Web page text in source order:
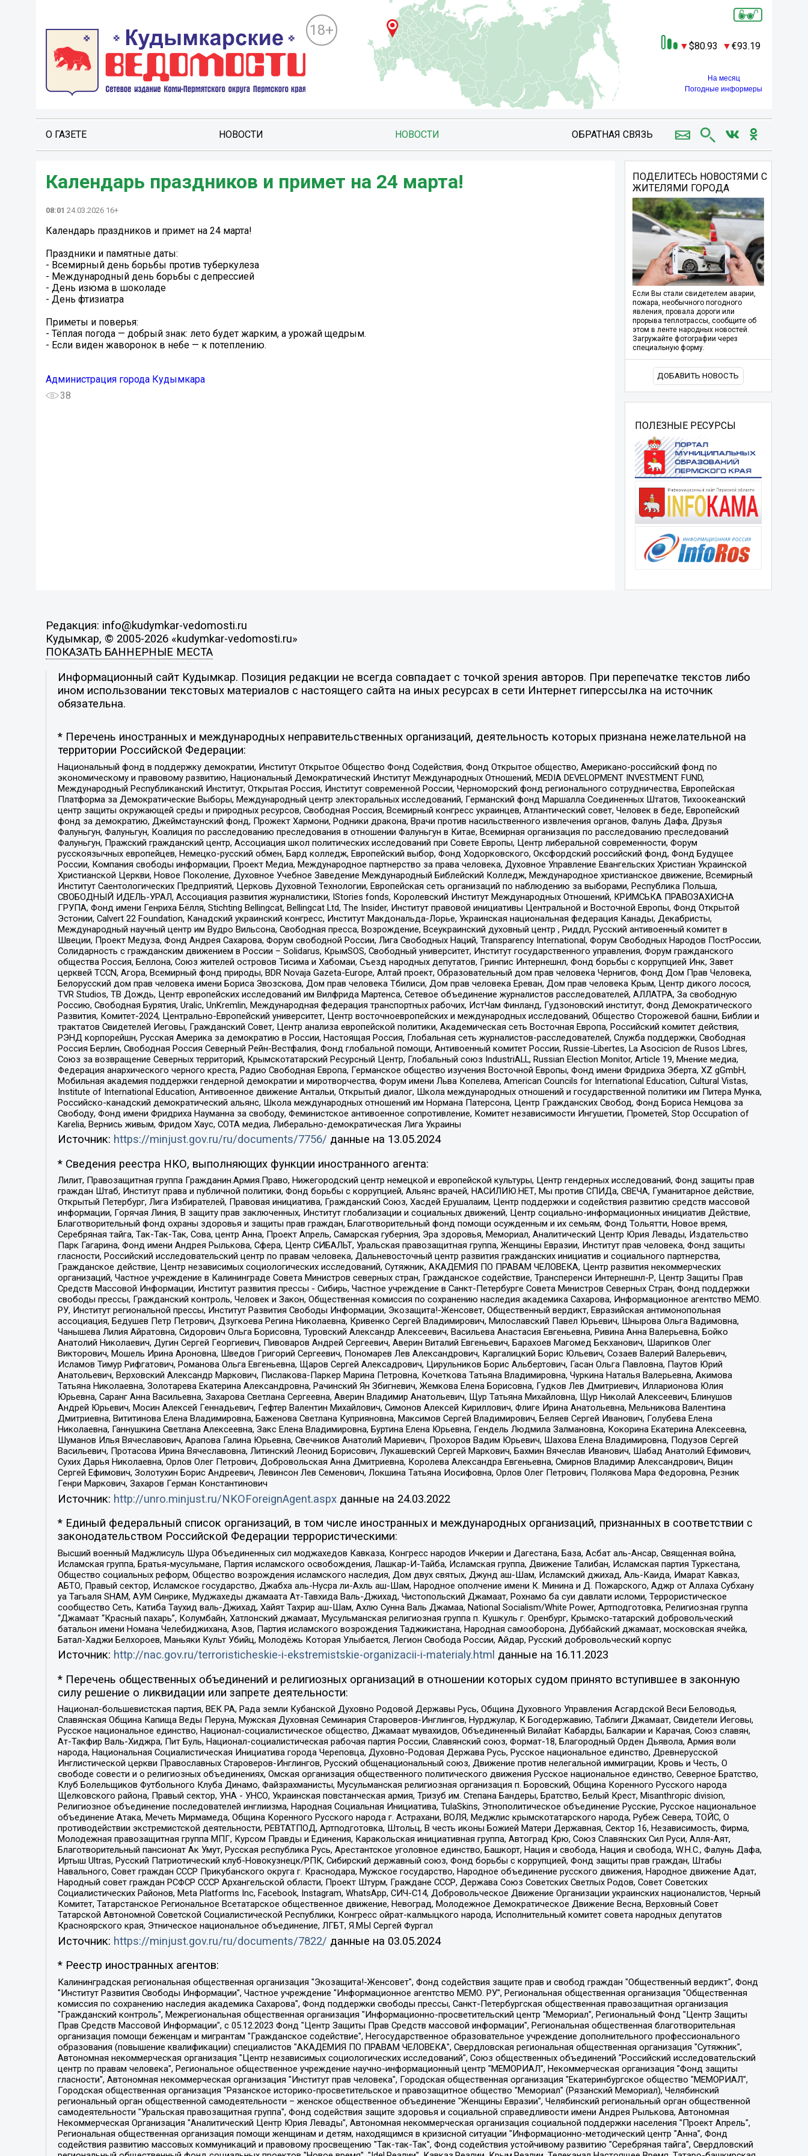
18+
80.93 93.19
На месяц
Погодные информеры
О ГАЗЕТЕ НОВОСТИ НОВОСТИ ОБРАТНАЯ СВЯЗЬ
Календарь праздников и примет на 24 марта!
08:01 24.03.2026 16+
Календарь праздников и примет на 24 марта!
️Праздники и памятные даты:
- Всемирный день борьбы против туберкулеза
- Международный день борьбы с депрессией
- День изюма в шоколаде
- День фтизиатра
️Приметы и поверья:
- Тёплая погода — добрый знак: лето будет жарким, а урожай щедрым.
- Если виден жаворонок в небе — к потеплению.
Администрация города Кудымкара
38
ПОДЕЛИТЕСЬ НОВОСТЯМИ С
ЖИТЕЛЯМИ ГОРОДА
Если Вы стали свидетелем аварии,
пожара, необычного погодного
явления, провала дороги или
прорыва теплотрассы, сообщите об
этом в ленте народных новостей.
Загружайте фотографии через
специальную форму.
ДОБАВИТЬ НОВОСТЬ
ПОЛЕЗНЫЕ РЕСУРСЫ
Редакция: info@kudymkar-vedomosti.ru
Кудымкар, © 2005-2026 «kudymkar-vedomosti.ru»
ПОКАЗАТЬ БАННЕРНЫЕ МЕСТА
Информационный сайт Кудымкар. Позиция редакции не всегда совпадает с точкой зрения авторов. При перепечатке текстов либо
ином использовании текстовых материалов с настоящего сайта на иных ресурсах в сети Интернет гиперссылка на источник
обязательна.
* Перечень иностранных и международных неправительственных организаций, деятельность которых признана нежелательной на
территории Российской Федерации:
Национальный фонд в поддержку демократии, Институт Открытое Общество Фонд Содействия, Фонд Открытое общество, Американо-российский фонд по
экономическому и правовому развитию, Национальный Демократический Институт Международных Отношений, MEDIA DEVELOPMENT INVESTMENT FUND,
Международный Республиканский Институт, Открытая Россия, Институт современной России, Черноморский фонд регионального сотрудничества, Европейская
Платформа за Демократические Выборы, Международный центр электоральных исследований, Германский фонд Маршалла Соединенных Штатов, Тихоокеанский
центр защиты окружающей среды и природных ресурсов, Свободная Россия, Всемирный конгресс украинцев, Атлантический совет, Человек в беде, Европейский
фонд за демократию, Джеймстаунский фонд, Прожект Хармони, Родники дракона, Врачи против насильственного извлечения органов, Фалунь Дафа, Друзья
Фалуньгун, Фалуньгун, Коалиция по расследованию преследования в отношении Фалуньгун в Китае, Всемирная организация по расследованию преследований
Фалуньгун, Пражский гражданский центр, Ассоциация школ политических исследований при Совете Европы, Центр либеральной современности, Форум
русскоязычных европейцев, Немецко-русский обмен, Бард колледж, Европейский выбор, Фонд Ходорковского, Оксфордский российский фонд, Фонд Будущее
России, Компания свободы информации, Проект Медиа, Международное партнерство за права человека, Духовное Управление Евангельских Христиан Украинской
Христианской Церкви, Новое Поколение, Духовное Учебное Заведение Международный Библейский Колледж, Международное христианское движение, Всемирный
Институт Саентологических Предприятий, Церковь Духовной Технологии, Европейская сеть организаций по наблюдению за выборами, Республика Польша,
СВОБОДНЫЙ ИДЕЛЬ-УРАЛ, Ассоциация развития журналистики, IStories fonds, Королевский Институт Международных Отношений, КРИМСЬКА ПРАВОЗАХИСНА
ГРУПА, Фонд имени Генриха Бёлля, Stichting Bellingcat, Bellingcat Ltd, The Insider, Институт правовой инициативы Центральной и Восточной Европы, Фонд Открытой
Эстонии, Calvert 22 Foundation, Канадский украинский конгресс, Институт Макдональда-Лорье, Украинская национальная федерация Канады, Декабристы,
Международный научный центр им Вудро Вильсона, Свободная пресса, Возрождение, Всеукраинский духовный центр , Риддл, Русский антивоенный комитет в
Швеции, Проект Медуза, Фонд Андрея Сахарова, Форум свободной России, Лига Свободных Наций, Transparеncy International, Форум Свободных Народов ПостРоссии,
Солидарность с гражданским движением в России – Solidarus, КрымSOS, Свободный университет, Институт государственного управления, Форум гражданского
общества Россия, Беллона, Союз жителей островов Тисима и Хабомаи, Съезд народных депутатов, Гринпис Интернешнл, Фонд борьбы с коррупцией Инк, Завет
церквей TCCN, Агора, Всемирный фонд природы, BDR Novaja Gazeta-Europe, Алтай проект, Образовательный дом прав человека Чернигов, Фонд Дом Прав Человека,
Белорусский дом прав человека имени Бориса Звозскова, Дом прав человека Тбилиси, Дом прав человека Ереван, Дом прав человека Крым, Центр дикого лосося,
TVR Studios, ТВ Дождь, Центр европейских исследований им Вилфрида Мартенса, Сетевое объединение журналистов расследователей, АЛЛАТРА, За свободную
Россию, Свободная Бурятия, Uralic, UnKremlin, Международная федерация транспортных рабочих, ИстЧам Финланд, Гудзоновский институт, Фонд Демократического
Развития, Комитет-2024, Центрально-Европейский университет, Центр восточноевропейских и международных исследований, Общество Сторожевой башни, Библии и
трактатов Свидетелей Иеговы, Гражданский Совет, Центр анализа европейской политики, Академическая сеть Восточная Европа, Российский комитет действия,
РЭНД корпорейшн, Русская Америка за демократию в России, Настоящая Россия, Глобальная сеть журналистов-расследователей, Служба поддержки, Свободная
Россия Берлин, Свободная Россия Северный Рейн-Вестфалия, Фонд глобальной помощи, Антивоенный комитет России, Russie-Libertes, La Asocicion de Rusos Libres,
Союз за возвращение Северных территорий, Крымскотатарский Ресурсный Центр, Глобальный союз IndustriALL, Russian Election Monitor, Article 19, Мнение медиа,
Федерация анархического черного креста, Радио Свободная Европа, Германское общество изучения Восточной Европы, Фонд имени Фридриха Эберта, XZ gGmbH,
Мобильная академия поддержки гендерной демократии и миротворчества, Форум имени Льва Копелева, American Councils for International Education, Cultural Vistas,
Institute of International Education, Антивоенное движение Антальи, Открытый диалог, Школа международных отношений и государственной политики им Питера Мунка,
Российско-канадский демократический альянс, Школа международных отношений им Нормана Патерсона, Центр Гражданских Свобод, Фонд Бориса Немцова за
Свободу, Фонд имени Фридриха Науманна за свободу, Феминистское антивоенное сопротивление, Комитет независимости Ингушетии, Прометей, Stop Occupation of
Karelia, Вернись живым, Фридом Хаус, СОТА медиа, Либерально-демократическая Лига Украины
Источник: https://minjust.gov.ru/ru/documents/7756/ данные на 13.05.2024
* Сведения реестра НКО, выполняющих функции иностранного агента:
Лилит, Правозащитная группа Гражданин.Армия.Право, Нижегородский центр немецкой и европейской культуры, Центр гендерных исследований, Фонд защиты прав
граждан Штаб, Институт права и публичной политики, Фонд борьбы с коррупцией, Альянс врачей, НАСИЛИЮ.НЕТ, Мы против СПИДа, СВЕЧА, Гуманитарное действие,
Открытый Петербург, Лига Избирателей, Правовая инициатива, Гражданский Союз, Хасдей Ерушалаим, Центр поддержки и содействия развитию средств массовой
информации, Горячая Линия, В защиту прав заключенных, Институт глобализации и социальных движений, Центр социально-информационных инициатив Действие,
Благотворительный фонд охраны здоровья и защиты прав граждан, Благотворительный фонд помощи осужденным и их семьям, Фонд Тольятти, Новое время,
Серебряная тайга, Так-Так-Так, Сова, центр Анна, Проект Апрель, Самарская губерния, Эра здоровья, Мемориал, Аналитический Центр Юрия Левады, Издательство
Парк Гагарина, Фонд имени Андрея Рылькова, Сфера, Центр СИБАЛЬТ, Уральская правозащитная группа, Женщины Евразии, Институт прав человека, Фонд защиты
гласности, Российский исследовательский центр по правам человека, Дальневосточный центр развития гражданских инициатив и социального партнерства,
Гражданское действие, Центр независимых социологических исследований, Сутяжник, АКАДЕМИЯ ПО ПРАВАМ ЧЕЛОВЕКА, Центр развития некоммерческих
организаций, Частное учреждение в Калининграде Совета Министров северных стран, Гражданское содействие, Трансперенси Интернешнл-Р, Центр Защиты Прав
Средств Массовой Информации, Институт развития прессы - Сибирь, Частное учреждение в Санкт-Петербурге Совета Министров Северных Стран, Фонд поддержки
свободы прессы, Гражданский контроль, Человек и Закон, Общественная комиссия по сохранению наследия академика Сахарова, Информационное агентство МЕМО.
РУ, Институт региональной прессы, Институт Развития Свободы Информации, Экозащита!-Женсовет, Общественный вердикт, Евразийская антимонопольная
ассоциация, Бедушев Петр Петрович, Дзугкоева Регина Николаевна, Кривенко Сергей Владимирович, Милославский Павел Юрьевич, Шнырова Ольга Вадимовна,
Чанышева Лилия Айратовна, Сидорович Ольга Борисовна, Туровский Александр Алексеевич, Васильева Анастасия Евгеньевна, Ривина Анна Валерьевна, Бойко
Анатолий Николаевич, Дугин Сергей Георгиевич, Пивоваров Андрей Сергеевич, Аверин Виталий Евгеньевич, Барахоев Магомед Бекханович, Шарипков Олег
Викторович, Мошель Ирина Ароновна, Шведов Григорий Сергеевич, Пономарев Лев Александрович, Каргалицкий Борис Юльевич, Созаев Валерий Валерьевич,
Исламов Тимур Рифгатович, Романова Ольга Евгеньевна, Щаров Сергей Алексадрович, Цирульников Борис Альбертович, Гасан Ольга Павловна, Паутов Юрий
Анатольевич, Верховский Александр Маркович, Пислакова-Паркер Марина Петровна, Кочеткова Татьяна Владимировна, Чуркина Наталья Валерьевна, Акимова
Татьяна Николаевна, Золотарева Екатерина Александровна, Рачинский Ян Збигневич, Жемкова Елена Борисовна, Гудков Лев Дмитриевич, Илларионова Юлия
Юрьевна, Саранг Анна Васильевна, Захарова Светлана Сергеевна, Аверин Владимир Анатольевич, Щур Татьяна Михайловна, Щур Николай Алексеевич, Блинушов
Андрей Юрьевич, Мосин Алексей Геннадьевич, Гефтер Валентин Михайлович, Симонов Алексей Кириллович, Флиге Ирина Анатольевна, Мельникова Валентина
Дмитриевна, Вититинова Елена Владимировна, Баженова Светлана Куприяновна, Максимов Сергей Владимирович, Беляев Сергей Иванович, Голубева Елена
Николаевна, Ганнушкина Светлана Алексеевна, Закс Елена Владимировна, Буртина Елена Юрьевна, Гендель Людмила Залмановна, Кокорина Екатерина Алексеевна,
Шуманов Илья Вячеславович, Арапова Галина Юрьевна, Свечников Анатолий Мариевич, Прохоров Вадим Юрьевич, Шахова Елена Владимировна, Подузов Сергей
Васильевич, Протасова Ирина Вячеславовна, Литинский Леонид Борисович, Лукашевский Сергей Маркович, Бахмин Вячеслав Иванович, Шабад Анатолий Ефимович,
Сухих Дарья Николаевна, Орлов Олег Петрович, Добровольская Анна Дмитриевна, Королева Александра Евгеньевна, Смирнов Владимир Александрович, Вицин
Сергей Ефимович, Золотухин Борис Андреевич, Левинсон Лев Семенович, Локшина Татьяна Иосифовна, Орлов Олег Петрович, Полякова Мара Федоровна, Резник
Генри Маркович, Захаров Герман Константинович
Источник: http://unro.minjust.ru/NKOForeignAgent.aspxданные на 24.03.2022
* Единый федеральный список организаций, в том числе иностранных и международных организаций, признанных в соответствии с
законодательством Российской Федерации террористическими:
Высший военный Маджлисуль Шура Объединенных сил моджахедов Кавказа, Конгресс народов Ичкерии и Дагестана, База, Асбат аль-Ансар, Священная война,
Исламская группа, Братья-мусульмане, Партия исламского освобождения, Лашкар-И-Тайба, Исламская группа, Движение Талибан, Исламская партия Туркестана,
Общество социальных реформ, Общество возрождения исламского наследия, Дом двух святых, Джунд аш-Шам, Исламский джихад, Аль-Каида, Имарат Кавказ,
АБТО, Правый сектор, Исламское государство, Джабха аль-Нусра ли-Ахль аш-Шам, Народное ополчение имени К. Минина и Д. Пожарского, Аджр от Аллаха Субхану
уа Тагьаля SHAM, АУМ Синрике, Муджахеды джамаата Ат-Тавхида Валь-Джихад, Чистопольский Джамаат, Рохнамо ба суи давлати исломи, Террористическое
сообщество Сеть, Катиба Таухид валь-Джихад, Хайят Тахрир аш-Шам, Ахлю Сунна Валь Джамаа, National Socialism/White Power, Артподготовка, Религиозная группа
“Джамаат “Красный пахарь”, Колумбайн, Хатлонский джамаат, Мусульманская религиозная группа п. Кушкуль г. Оренбург, Крымско-татарский добровольческий
батальон имени Номана Челебиджихана, Азов, Партия исламского возрождения Таджикистана, Народная самооборона, Дуббайский джамаат, московская ячейка,
Батал-Хаджи Белхороев, Маньяки Культ Убийц, Молодёжь Которая Улыбается, Легион Свобода России, Айдар, Русский добровольческий корпус
Источник: http://nac.gov.ru/terroristicheskie-i-ekstremistskie-organizacii-i-materialy.html данные на 16.11.2023
* Перечень общественных объединений и религиозных организаций в отношении которых судом принято вступившее в законную
силу решение о ликвидации или запрете деятельности:
Национал-большевистская партия, ВЕК РА, Рада земли Кубанской Духовно Родовой Державы Русь, Община Духовного Управления Асгардской Веси Беловодья,
Славянская Община Капища Веды Перуна, Мужская Духовная Семинария Староверов-Инглингов, Нурджулар, К Богодержавию, Таблиги Джамаат, Свидетели Иеговы,
Русское национальное единство, Национал-социалистическое общество, Джамаат мувахидов, Объединенный Вилайат Кабарды, Балкарии и Карачая, Союз славян,
Ат-Такфир Валь-Хиджра, Пит Буль, Национал-социалистическая рабочая партия России, Славянский союз, Формат-18, Благородный Орден Дьявола, Армия воли
народа, Национальная Социалистическая Инициатива города Череповца, Духовно-Родовая Держава Русь, Русское национальное единство, Древнерусской
Инглистической церкви Православных Староверов-Инглингов, Русский общенациональный союз, Движение против нелегальной иммиграции, Кровь и Честь, О
свободе совести и о религиозных объединениях, Омская организация общественного политического движения Русское национальное единство, Северное Братство,
Клуб Болельщиков Футбольного Клуба Динамо, Файзрахманисты, Мусульманская религиозная организация п. Боровский, Община Коренного Русского народа
Щелковского района, Правый сектор, УНА - УНСО, Украинская повстанческая армия, Тризуб им. Степана Бандеры, Братство, Белый Крест, Misanthropic division,
Религиозное объединение последователей инглиизма, Народная Социальная Инициатива, TulaSkins, Этнополитическое объединение Русские, Русское национальное
объединение Атака, Мечеть Мирмамеда, Община Коренного Русского народа г. Астрахани, ВОЛЯ, Меджлис крымскотатарского народа, Рубеж Севера, ТОЙС, О
противодействии экстремистской деятельности, РЕВТАТПОД, Артподготовка, Штольц, В честь иконы Божией Матери Державная, Сектор 16, Независимость, Фирма,
Молодежная правозащитная группа МПГ, Курсом Правды и Единения, Каракольская инициативная группа, Автоград Крю, Союз Славянских Сил Руси, Алля-Аят,
Благотворительный пансионат Ак Умут, Русская республика Русь, Арестантское уголовное единство, Башкорт, Нация и свобода, Нация и свобода, W.H.С., Фалунь Дафа,
Иртыш Ultras, Русский Патриотический клуб-Новокузнецк/РПК, Сибирский державный союз, Фонд борьбы с коррупцией, Фонд защиты прав граждан, Штабы
Навального, Совет граждан СССР Прикубанского округа г. Краснодара, Мужское государство, Народное объединение русского движения, Народное движение Адат,
Народный совет граждан РСФСР СССР Архангельской области, Проект Штурм, Граждане СССР, Держава Союз Советских Светлых Родов, Совет Советских
Социалистических Районов, Meta Platforms Inc, Facebook, Instagram, WhatsApp, СИЧ-С14, Добровольческое Движение Организации украинских националистов, Черный
Комитет, Татарстанское Региональное Всетатарское общественное движение, Невоград, Молодежное Демократическое Движение Весна, Верховный Совет
Татарской Автономной Советской Социалистической Республики, Конгресс ойрат-калмыцкого народа, Исполнительный комитет совета народных депутатов
Красноярского края, Этническое национальное объединение, ЛГБТ, Я.МЫ Сергей Фургал
Источник: https://minjust.gov.ru/ru/documents/7822/ данные на 03.05.2024
* Реестр иностранных агентов:
Калининградская региональная общественная организация "Экозащита!-Женсовет", Фонд содействия защите прав и свобод граждан "Общественный вердикт", Фонд "Институт Развития Свободы Информации", Частное учреждение "Информационное агентство МЕМО. РУ", Региональная общественная организация "Общественная комиссия по сохранению наследия академика Сахарова", Фонд поддержки свободы прессы, Санкт-Петербургская общественная правозащитная организация "Гражданский контроль", Межрегиональная общественная организация "Информационно-просветительский центр "Мемориал", Региональный Фонд "Центр Защиты Прав Средств Массовой Информации", с 05.12.2023 Фонд "Центр Защиты Прав Средств массовой информации", Региональная общественная благотворительная организация помощи беженцам и мигрантам "Гражданское содействие", Негосударственное образовательное учреждение дополнительного профессионального образования (повышение квалификации) специалистов "АКАДЕМИЯ ПО ПРАВАМ ЧЕЛОВЕКА", Свердловская региональная общественная организация "Сутяжник", Автономная некоммерческая организация "Центр независимых социологических исследований", Союз общественных объединений "Российский исследовательский центр по правам человека", Региональное общественное учреждение научно-информационный центр "МЕМОРИАЛ", Некоммерческая организация "Фонд защиты гласности", Автономная некоммерческая организация "Институт прав человека", Городская общественная организация "Екатеринбургское общество "МЕМОРИАЛ", Городская общественная организация "Рязанское историко-просветительское и правозащитное общество "Мемориал" (Рязанский Мемориал), Челябинский региональный орган общественной самодеятельности – женское общественное объединение "Женщины Евразии", Челябинский региональный орган общественной самодеятельности "Уральская правозащитная группа", Фонд содействия защите здоровья и социальной справедливости имени Андрея Рылькова, Автономная Некоммерческая Организация "Аналитический Центр Юрия Левады", Автономная некоммерческая организация социальной поддержки населения "Проект Апрель", Региональная общественная организация помощи женщинам и детям, находящимся в кризисной ситуации "Информационно-методический центр "Анна", Фонд содействия развитию массовых коммуникаций и правовому просвещению "Так-так-Так", Фонд содействия устойчивому развитию "Серебряная тайга", Свердловский региональный общественный фонд социальных проектов "Новое время", "Idel.Реалии", Кавказ.Реалии, Крым.Реалии, Телеканал Настоящее Время, Татаро-башкирская служба Радио Свобода (Azatliq Radiosi), Радио Свободная Европа/Радио Свобода (PCE/PC), "Сибирь.Реалии", "Фактограф", Благотворительный фонд помощи осужденным и их семьям, Автономная некоммерческая организация "Институт глобализации и социальных движений", Фонд "В защиту прав заключенных", Частное учреждение "Центр поддержки и содействия развитию средств массовой информации", Пензенский региональный общественный благотворительный фонд "Гражданский союз", "Север.Реалии", Некоммерческая организация Фонд "Правовая инициатива", Общество с ограниченной ответственностью "Радио Свободная Европа/Радио Свобода", Чешское информационное агентство "MEDIUM-ORIENT", Красноярская региональная общественная организация "Мы против СПИДа", Камалягин Денис Николаевич, Маркелов Сергей Евгеньевич, Пономарев Лев Александрович, Савицкая Людмила Алексеевна, Автономная некоммерческая организация "Центр по работе с проблемой насилия "НАСИЛИЮ.НЕТ", Межрегиональный профессиональный союз работников здравоохранения "Альянс врачей", Юридическое лицо, зарегистрированное в Латвийской Республике, SIA "Medusa Project" (регистрационный номер 40103797863, дата регистрации 10.06.2014), Некоммерческая организация "Фонд по борьбе с коррупцией", Автономная некоммерческая организация "Институт права и публичной политики", Баданин Роман Сергеевич, Гликин Максим Александрович, Железнова Мария Михайловна, Лукьянова Юлия Сергеевна, Маетная Елизавета Витальевна, Маняхин Петр Борисович, Чуракова Ольга Владимировна, Ярош Юлия Петровна, Юридическое лицо "The Insider SIA", зарегистрированное в Риге, Латвийская Республика (дата регистрации 26.06.2015), являющееся администратором доменного имени интернет-издания "The Insider SIA", https://theins.ru, Постернак Алексей Евгеньевич, Рубин Михаил Аркадьевич, Анин Роман Александрович, Юридическое лицо Istories fonds, зарегистрированное в Латвийской Республике (регистрационный номер 50008295751, дата регистрации 24.02.2020), Великовский Дмитрий Александрович, Долинина Ирина Николаевна, Мароховская Алеся Алексеевна, Шлейнов Роман Юрьевич, Шмагун Олеся Валентиновна, Общество с ограниченной ответственностью "Альтаир 2021", Общество с ограниченной ответственностью "Вега 2021", Общество с ограниченной ответственностью "Главный редактор 2021", Общество с ограниченной ответственностью "Ромашки монолит", Важенков Артем Валерьевич, Ивановская областная общественная организация "Центр гендерных исследований", Гурман Юрий Альбертович, Медиапроект "ОВД-Инфо", Егоров Владимир Владимирович, Жилинский Владимир Александрович, Общество с ограниченной ответственностью "ЗП", Иванова София Юрьевна, Карезина Инна Павловна, Кильтау Екатерина Викторовна, Петров Алексей Викторович, Пискунов Сергей Евгеньевич, Смирнов Сергей Сергеевич, Тихонов Михаил Сергеевич, Общество с ограниченной ответственностью "ЖУРНАЛИСТ-ИНОСТРАННЫЙ АГЕНТ", Арапова Галина Юрьевна, Вольтская Татьяна Анатольевна, Американская компания "Mason G.E.S. Anonymous Foundation" (США), являющаяся владельцем интернет-издания https://mnews.world/, Компания "Stichting Bellingcat", зарегистрированная в Нидерландах (дата регистрации 11.07.2018), Захаров Андрей Вячеславович, Клепиковская Екатерина Дмитриевна, Общество с ограниченной ответственностью "МЕМО", Перл Роман Александрович, Симонов Евгений Алексеевич, Соловьева Елена Анатольевна, Сотников Даниил Владимирович, Сурначева Елизавета Дмитриевна, Автономная некоммерческая организация по защите прав человека и информированию населения "Якутия – Наше Мнение", Общество с ограниченной ответственностью "Москоу диджитал медиа", с 26.01.2023 Общество с ограниченной ответственностью "Чайка Белые сады", Ветошкина Валерия Валерьевна, Заговора Максим Александрович, Межрегиональное общественное движение "Российская ЛГБТ - сеть", Оленичев Максим Владимирович, Павлов Иван Юрьевич, Скворцова Елена Сергеевна, Общество с ограниченной ответственностью "Как бы инагент", Кочетков Игорь Викторович, Общество с ограниченной ответственностью "Честные выборы", Еланчик Олег Александрович, Общество с ограниченной ответственностью "Нобелевский призыв", Гималова Регина Эмилевна, Григорьев Андрей Валерьевич, Григорьева Алина Александровна, Ассоциация по содействию защите прав призывников, альтернативнослужащих и военнослужащих "Правозащитная группа "Гражданин.Армия.Право", Хисамова Регина Фаритовна, Автономная некоммерческая организация по реализации социально-правовых программ "Лилит", Дальневосточное общественное движение "Маяк", Санкт-Петербургская ЛГБТ-инициативная группа "Выход", Инициативная группа ЛГБТ+ "Реверс", Алексеев Андрей Викторович, Бекбулатова Таисия Львовна, Беляев Иван Михайлович, Владыкина Елена Сергеевна, Гельман Марат Александрович, Никульшина Вероника Юрьевна, Толоконникова Надежда Андреевна, Шендерович Виктор Анатольевич, Общество с ограниченной ответственностью "Данное сообщение", Общество с ограниченной ответственностью Издательский дом "Новая глава", Айнбиндер Александра Александровна, Московский комьюнити-центр для ЛГБТ+инициатив, Благотворительный фонд развития филантропии, Deutsche Welle (Германия, Kurt-Schumacher-Strasse 3, 53113 Bonn), Борзунова Мария Михайловна, Воробьев Виктор Викторович, Голубева Анна Львовна, Константинова Алла Михайловна, Малкова Ирина Владимировна, Мурадов Мурад Абдулгалимович, Осетинская Елизавета Николаевна, Понасенков Евгений Николаевич, Ганапольский Матвей Юрьевич, Киселев Евгений Алексеевич, Борухович Ирина Григорьевна, Дремин Иван Тимофеевич, Дубровский Дмитрий Викторович, Красноярская региональная общественная организация поддержки и развития альтернативных образовательных технологий и межкультурных коммуникаций "ИНТЕРРА", Маяковская Екатерина Алексеевна, Фейгин Марк Захарович, Филимонов Андрей Викторович, Дзугкоева Регина Николаевна, Доброхотов Роман Александрович, Дудь Юрий Александрович, Елкин Сергей Владимирович, Кругликов Кирилл Игоревич, Сабунаева Мария Леонидовна, Семенов Алексей Владимирович, Шаинян Карен Багратович, Шульман Екатерина Михайловна, Асафьев Артур Валерьевич, Вахштайн Виктор Семенович, Венедиктов Алексей Алексеевич, Лушникова Екатерина Евгеньевна, Волков Леонид Михайлович, Невзоров Александр Глебович, Пархоменко Сергей Борисович, Сироткин Ярослав Николаевич, Кара-Мурза Владимир Владимирович, Баранова Наталья Владимировна, Гозман Леонид Яковлевич, Кагарлицкий Борис Юльевич, Климарев Михаил Валерьевич, Милов Владимир Станиславович, Автономная некоммерческая организация Краснодарский центр современного искусства "Типография", Моргенштерн Алишер Тагирович, Соболь Любовь Эдуардовна, Общество с ограниченной ответственностью "ЛИЗА НОРМ", Каспаров Гарри Кимович, Ходорковский Михаил Борисович, Общество с ограниченной ответственностью "Апрельские тезисы", Данилович Ирина Брониславовна, Кашин Олег Владимирович, Петров Николай Владимирович, Пивоваров Алексей Владимирович, Соколов Михаил Владимирович, Цветкова Юлия Владимировна, Чичваркин Евгений Александрович, Комитет против пыток/Команда против пыток, Общество с ограниченной ответственностью "Первый научный", Общество с ограниченной ответственностью "Вертолет и ко", Белоцерковская Вероника Борисовна, Кац Максим Евгеньевич, Лазарева Татьяна Юрьевна, Шаведдинов Руслан Табризович, Яшин Илья Валерьевич, Общество с ограниченной ответственностью "Иноагент ААВ", Алешковский Дмитрий Петрович, Альбац Евгения Марковна, Быков Дмитрий Львович, Галямина Юлия Евгеньевна, Лойко Сергей Леонидович, Мартынов Кирилл Константинович, Медведев Сергей Александрович, Крашенинников Федор Геннадиевич, Гордеева Катерина Вл